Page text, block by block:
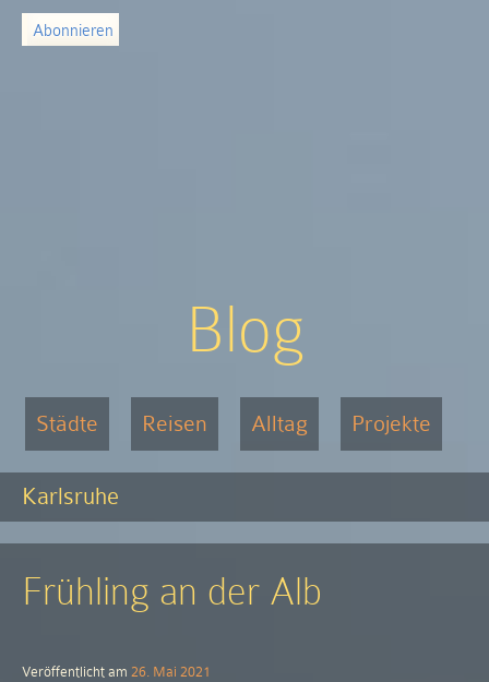
Blog
Städte Reisen Alltag Projekte
Karlsruhe
Frühling an der Alb
Veröffentlicht am 26. Mai 2021